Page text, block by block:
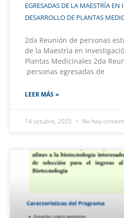
EGRESADAS DE LA MAESTRÍA
DESARROLLO DE PLANTAS
2da Reunión de personas
de la Maestría en
Plantas Medicinales 2da
personas egresadas de
LEER MÁS »
14 octubre, 2025 No hay